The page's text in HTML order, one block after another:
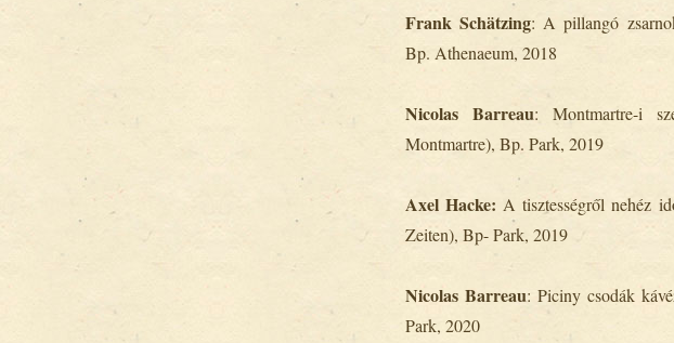
Frank Schätzing: A pillangó
Bp. Athenaeum, 2018
Nicolas Barreau: Montmartre-i
Montmartre), Bp. Park, 2019
Axel Hacke: A tisztességről nehéz
Zeiten), Bp- Park, 2019
Nicolas Barreau: Piciny csodák
Park, 2020